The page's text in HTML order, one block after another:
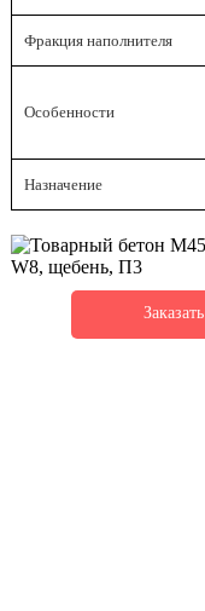
Фракция наполнителя
Особенности
Назначение
Заказать